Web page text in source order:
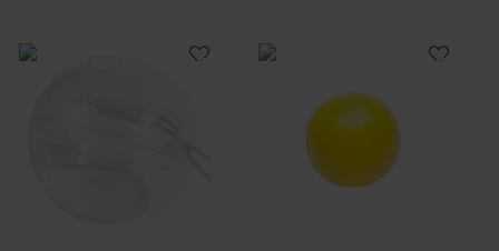
Kunststoffkugel mit kleinem Loch klarHolz-Perlen 14mm 25 Stück